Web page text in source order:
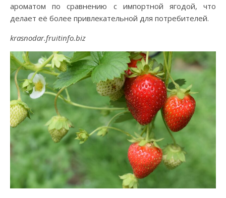
ароматом по сравнению с импортной ягодой, что
делает её более привлекательной для потребителей.
krasnodar.fruitinfo.biz